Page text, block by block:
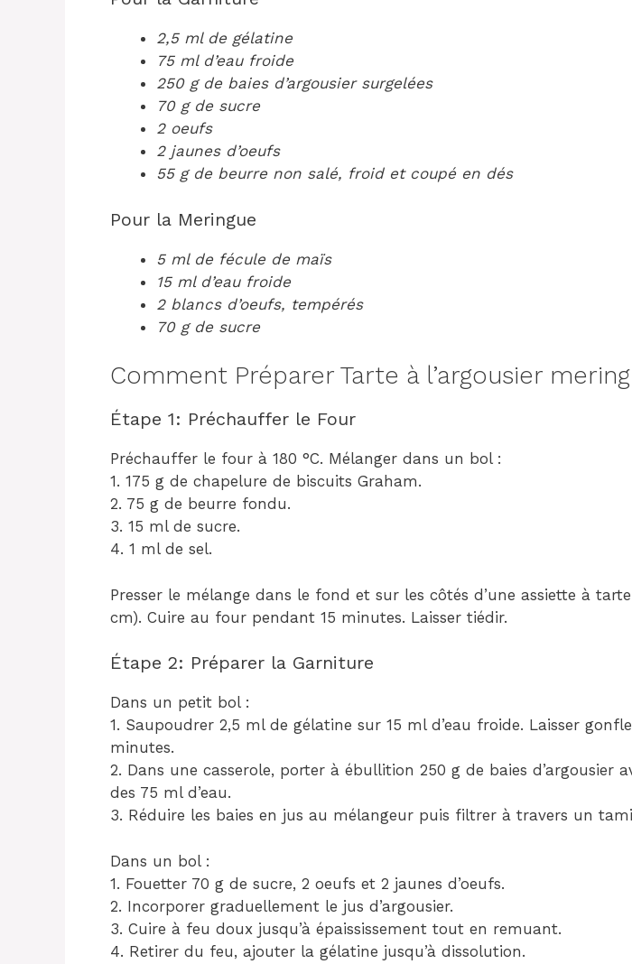
2,5 ml de gélatine
75 ml d’eau froide
250 g de baies d’argousier surgelées
70 g de sucre
2 oeufs
2 jaunes d’oeufs
55 g de beurre non salé, froid et coupé en dés
Pour la Meringue
5 ml de fécule de maïs
15 ml d’eau froide
2 blancs d’oeufs, tempérés
70 g de sucre
Comment Préparer Tarte à l’argousier
Étape 1: Préchauffer le Four
Préchauffer le four à 180 °C. Mélanger dans un bol :
1. 175 g de chapelure de biscuits Graham.
2. 75 g de beurre fondu.
3. 15 ml de sucre.
4. 1 ml de sel.
Presser le mélange dans le fond et sur les côtés d’une assiette à
cm). Cuire au four pendant 15 minutes. Laisser tiédir.
Étape 2: Préparer la Garniture
Dans un petit bol :
1. Saupoudrer 2,5 ml de gélatine sur 15 ml d’eau froide. Laisser
minutes.
2. Dans une casserole, porter à ébullition 250 g de baies d’argousier
des 75 ml d’eau.
3. Réduire les baies en jus au mélangeur puis filtrer à travers un
Dans un bol :
1. Fouetter 70 g de sucre, 2 oeufs et 2 jaunes d’oeufs.
2. Incorporer graduellement le jus d’argousier.
3. Cuire à feu doux jusqu’à épaississement tout en remuant.
4. Retirer du feu, ajouter la gélatine jusqu’à dissolution.